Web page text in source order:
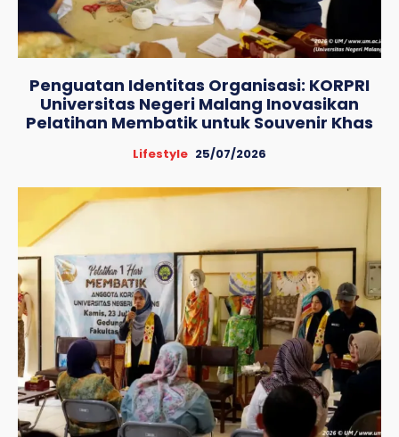
Penguatan Identitas Organisasi: KORPRI
Universitas Negeri Malang Inovasikan
Pelatihan Membatik untuk Souvenir Khas
Lifestyle 25/07/2026